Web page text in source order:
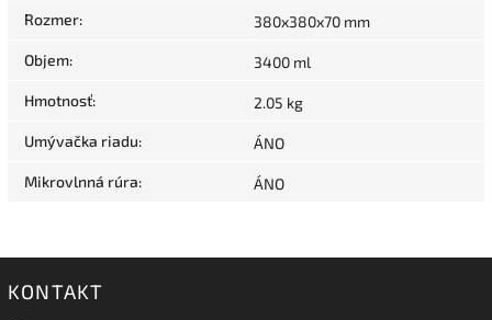
Rozmer: 380x380x70 mm
Objem: 3400 ml
Hmotnosť: 2.05 kg
Umývačka riadu: ÁNO
Mikrovlnná rúra: ÁNO
KONTAKT